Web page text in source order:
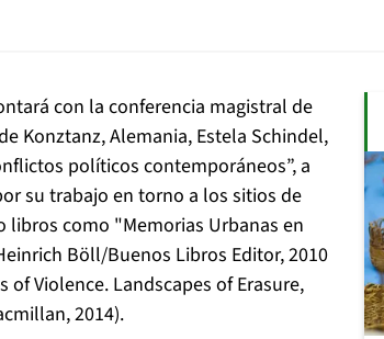
con la conferencia magistral de
Konztanz, Alemania, Estela Schindel,
políticos contemporáneos”, a
su trabajo en torno a los sitios de
libros como "Memorias Urbanas en
Böll/Buenos Libros Editor, 2010
Violence. Landscapes of Erasure,
2014).